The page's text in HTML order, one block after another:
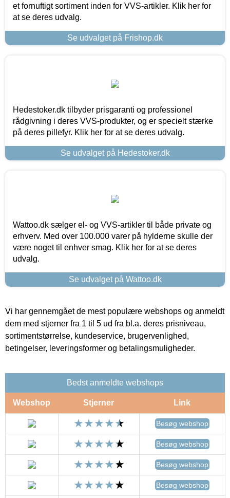
et fornuftigt sortiment inden for VVS-artikler. Klik her for
at se deres udvalg.
Se udvalget på Frishop.dk
Hedestoker.dk tilbyder prisgaranti og professionel
rådgivning i deres VVS-produkter, og er specielt stærke
på deres pillefyr. Klik her for at se deres udvalg.
Se udvalget på Hedestoker.dk
Wattoo.dk sælger el- og VVS-artikler til både private og
erhverv. Med over 100.000 varer på hylderne skulle der
være noget til enhver smag. Klik her for at se deres
udvalg.
Se udvalget på Wattoo.dk
Vi har gennemgået de mest populære webshops og anmeldt
dem med stjerner fra 1 til 5 ud fra bl.a. deres prisniveau,
sortimentstørrelse, kundeservice, brugervenlighed,
betingelser, leveringsformer og betalingsmuligheder.
Bedst anmeldte webshops
Webshop Stjerner Link
Besøg webshop
Besøg webshop
Besøg webshop
Besøg webshop